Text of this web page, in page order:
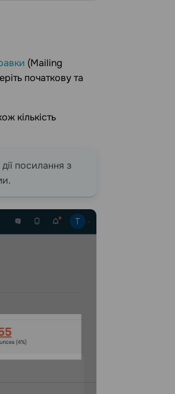
(Mailing
початкову та
кількість
посилання з